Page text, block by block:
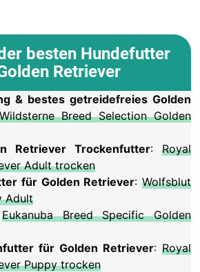
besten Hundefutter
Retriever
& bestes getreidefreies Golden
Wildsterne Breed Selection Golden
Retriever Trockenfutter: Royal
Adult trocken
für Golden Retriever:Wolfsblut
Adult
Eukanuba Breed Specific Golden
für Golden Retriever: Royal
Puppy trocken